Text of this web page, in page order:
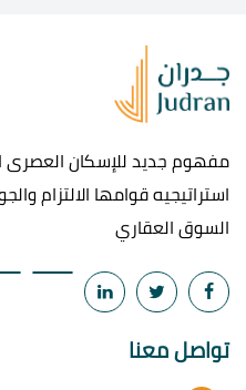
مفهوم جديد للإسكان العصرى
استراتيجيه قوامها الالتزام
السوق العقاري
تواصل معنا